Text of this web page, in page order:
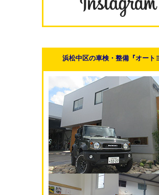
浜松中区の車検・整備『オート